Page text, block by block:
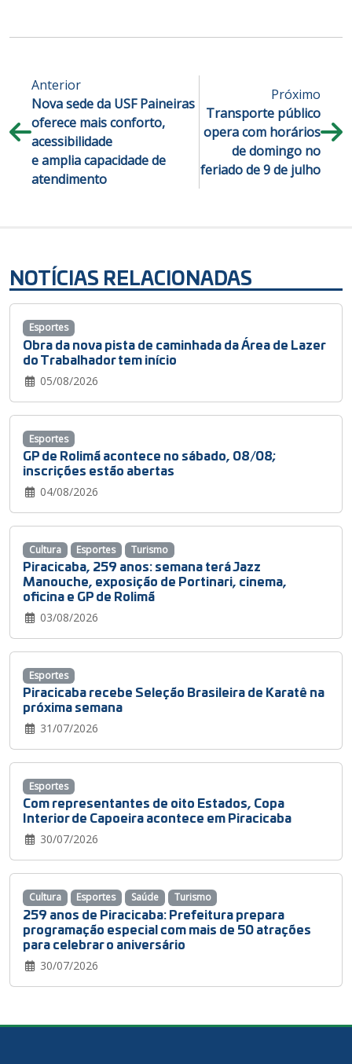
Anterior
Nova sede da USF Paineiras
oferece mais conforto,
acessibilidade
e amplia capacidade de
atendimento
Próximo
Transporte público
opera com horários
de domingo no
feriado de 9 de julho
NOTÍCIAS RELACIONADAS
Obra da nova pista de caminhada da Área de Lazer
do Trabalhador tem início
05/08/2026
Esportes
GP de Rolimã acontece no sábado, 08/08;
inscrições estão abertas
04/08/2026
Esportes
Piracicaba, 259 anos: semana terá Jazz
Manouche, exposição de Portinari, cinema,
oficina e GP de Rolimã
03/08/2026
Cultura Esportes Turismo
Piracicaba recebe Seleção Brasileira de Karatê na
próxima semana
31/07/2026
Esportes
Com representantes de oito Estados, Copa
Interior de Capoeira acontece em Piracicaba
30/07/2026
Esportes
259 anos de Piracicaba: Prefeitura prepara
programação especial com mais de 50 atrações
para celebrar o aniversário
30/07/2026
Cultura Esportes Saúde Turismo